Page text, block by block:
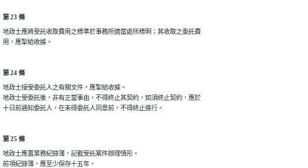
第 23 條
地政士應將受託收取費用之標準於事務所適當處所標明；其收取之委託費
用，應掣給收據。
第 24 條
地政士接受委託人之有關文件，應掣給收據。
地政士受委託後，非有正當事由，不得終止其契約。如須終止契約，應於
十日前通知委託人，在未得委託人同意前，不得終止進行。
第 25 條
地政士應置業務紀錄簿，記載受託案件辦理情形。
前項紀錄簿，應至少保存十五年。